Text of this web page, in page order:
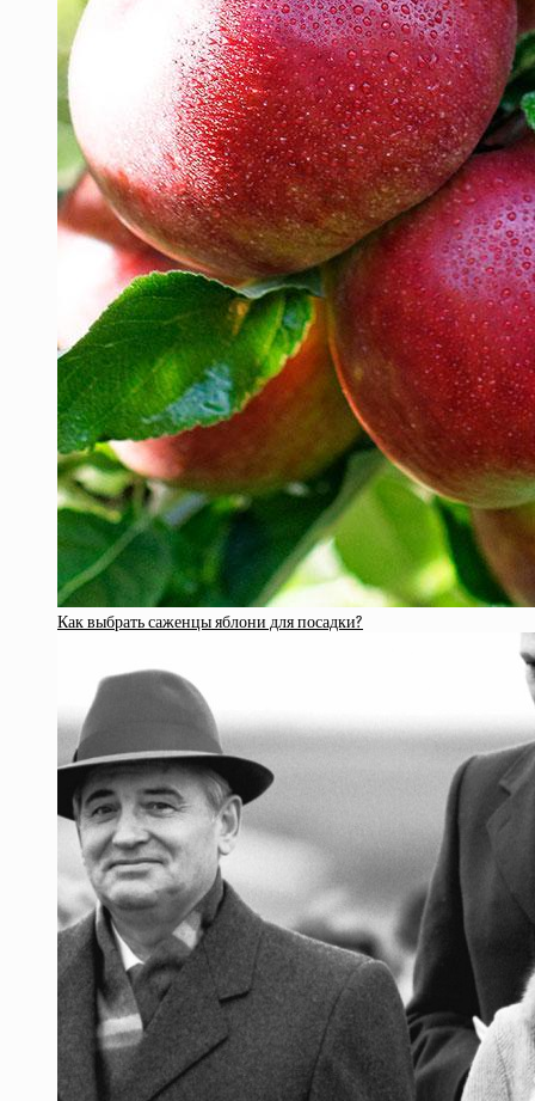
Как выбрать саженцы яблони для посадки?